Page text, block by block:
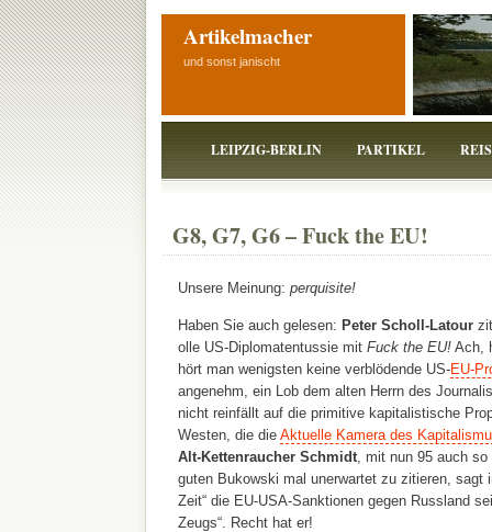
Artikelmacher
und sonst janischt
LEIPZIG-BERLIN PARTIKEL
G8, G7, G6 – Fuck the EU!
Unsere Meinung: perquisite!
Haben Sie auch gelesen: Peter Scholl-Latour
olle US-Diplomatentussie mit Fuck the EU!Ach,
hört man wenigsten keine verblödende US-EU-
angenehm, ein Lob dem alten Herrn des
nicht reinfällt auf die primitive kapitalistische
Westen, die die Aktuelle Kamera des
Alt-Kettenraucher Schmidt, mit nun 95 auch so
guten Bukowski mal unerwartet zu zitieren, sagt
Zeit“ die EU-USA-Sanktionen gegen Russland
Zeugs“. Recht hat er!